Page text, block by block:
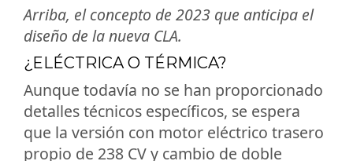
Arriba, el concepto de 2023 que anticipa el
diseño de la nueva CLA.
¿ELÉCTRICA O TÉRMICA?
Aunque todavía no se han proporcionado
detalles técnicos específicos, se espera
que la versión con motor eléctrico trasero
propio de 238 CV y cambio de doble